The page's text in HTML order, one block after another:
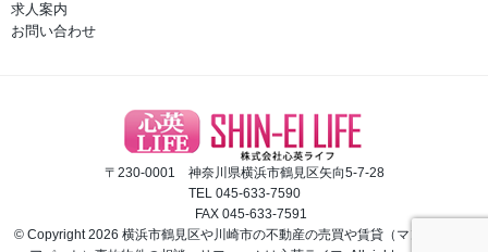
求人案内
お問い合わせ
〒230-0001 神奈川県横浜市鶴見区矢向5-7-28
TEL 045-633-7590
FAX 045-633-7591
© Copyright 2026 横浜市鶴見区や川崎市の不動産の売買や賃貸（マンション